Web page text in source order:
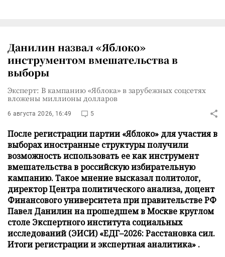
Данилин назвал «Яблоко»
инструментом вмешательства в
выборы
Эксперт: В кампанию «Яблока» в зарубежных соцсетях
вложены миллионы долларов
6 августа 2026, 16:49 5
После регистрации партии «Яблоко» для участия в
выборах иностранные структуры получили
возможность использовать ее как инструмент
вмешательства в российскую избирательную
кампанию. Такое мнение высказал политолог,
директор Центра политического анализа, доцент
Финансового университета при правительстве РФ
Павел Данилин на прошедшем в Москве круглом
столе Экспертного института социальных
исследований (ЭИСИ) «ЕДГ–2026: Расстановка сил.
Итоги регистрации и экспертная аналитика» .